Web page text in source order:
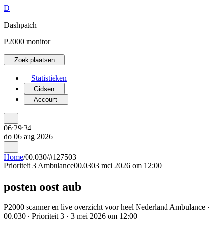
D
Dashpatch
P2000 monitor
Zoek plaatsen…
Statistieken
Gidsen
Account
06:29:34
do 06 aug 2026
Home/00.030/#127503
Prioriteit 3 Ambulance00.0303 mei 2026 om 12:00
posten oost aub
P2000 scanner en live overzicht voor heel Nederland Ambulance ·
00.030 · Prioriteit 3 · 3 mei 2026 om 12:00